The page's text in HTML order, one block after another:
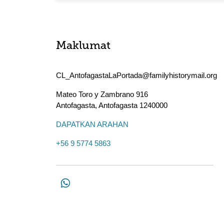
Maklumat
CL_AntofagastaLaPortada@familyhistorymail.org
Mateo Toro y Zambrano 916
Antofagasta, Antofagasta 1240000
DAPATKAN ARAHAN
+56 9 5774 5863